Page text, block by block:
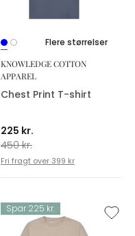
Flere størrelser
KNOWLEDGE COTTON
APPAREL
Chest Print T-shirt
225 kr.
450 kr.
Fri fragt over 399 kr
Spar 225 kr.